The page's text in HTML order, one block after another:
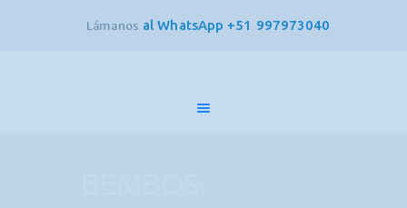
Lámanos al WhatsApp +51 997973040